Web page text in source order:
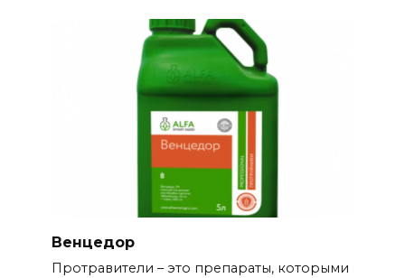
Венцедор
Протравители – это препараты, которыми